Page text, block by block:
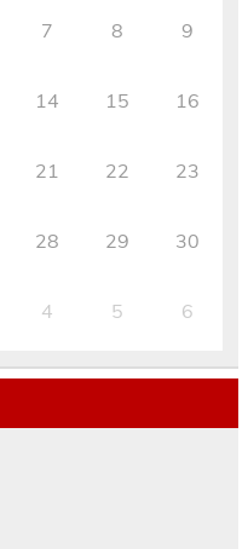
7 8 9
14 15 16
21 22 23
28 29 30
4 5 6